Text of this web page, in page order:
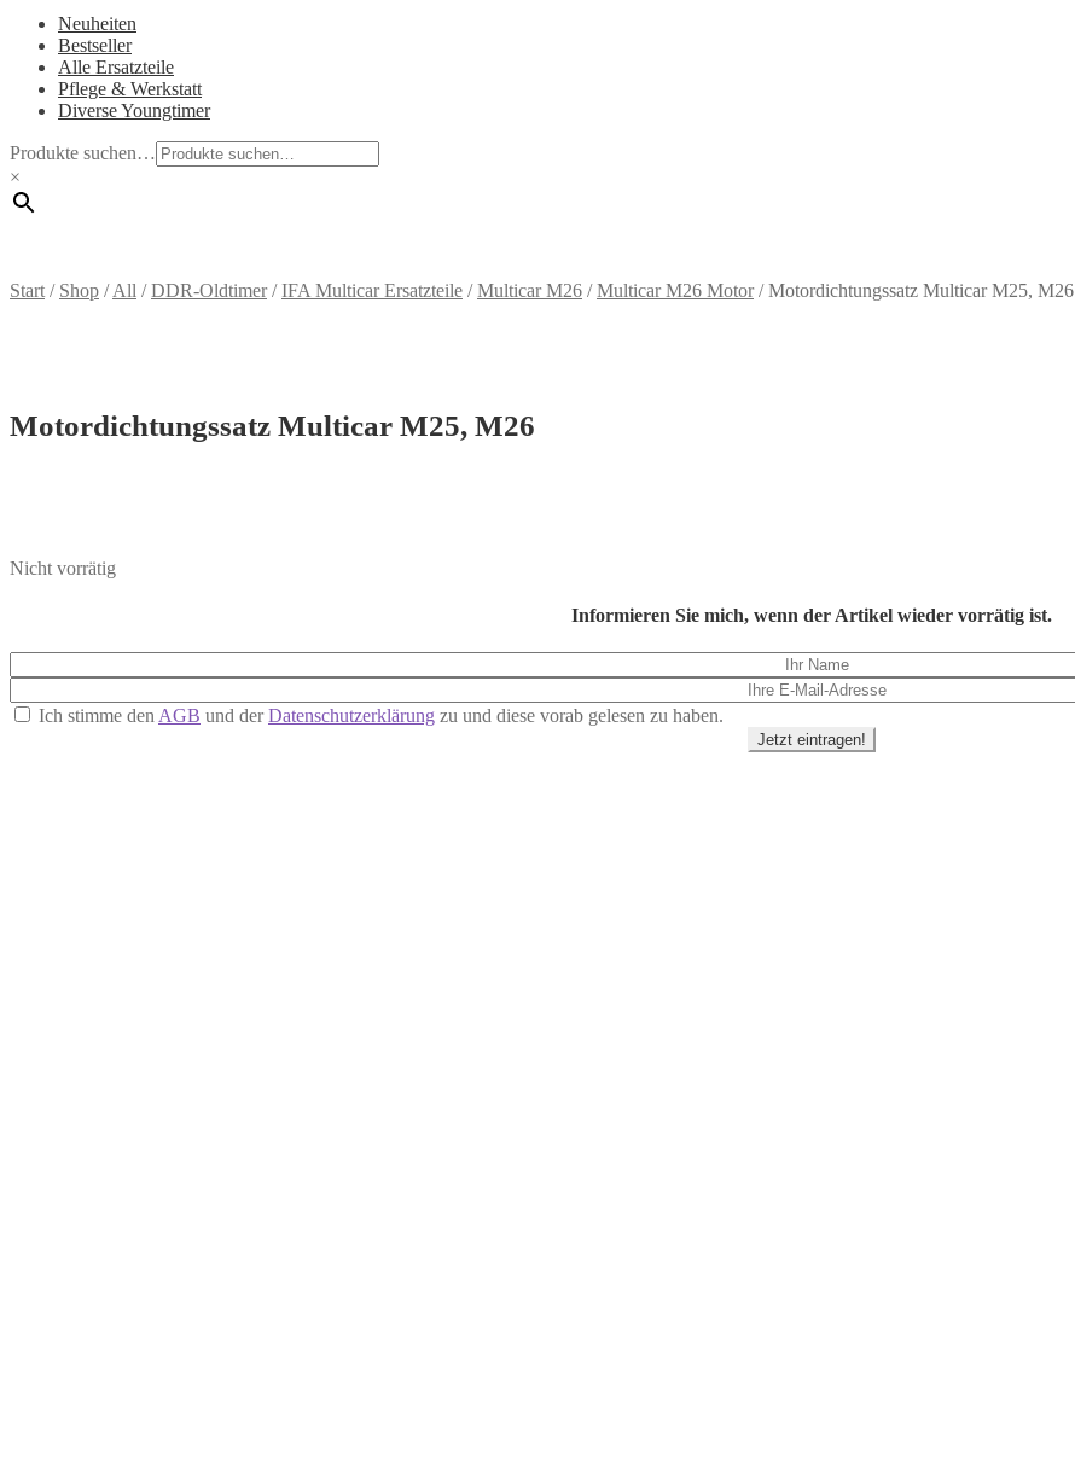
Neuheiten
Bestseller
Alle Ersatzteile
Pflege & Werkstatt
Diverse Youngtimer
Produkte suchen…
×
Start / Shop /All /DDR-Oldtimer/IFA Multicar Ersatzteile /Multicar M26 /Multicar M26 Motor/Motordichtungssatz Multicar M25, M26
Motordichtungssatz Multicar M25, M26
Nicht vorrätig
Informieren Sie mich, wenn der Artikel wieder vorrätig ist.
Ich stimme den AGB und derDatenschutzerklärung zu und diese vorab gelesen zu haben.
Jetzt eintragen!